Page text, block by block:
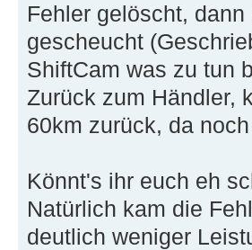
Fehler gelöscht,
gescheucht
ShiftCam was zu tun
Zurück zum Händler,
60km zurück, da
Könnt's ihr euch eh
Natürlich kam die
deutlich weniger